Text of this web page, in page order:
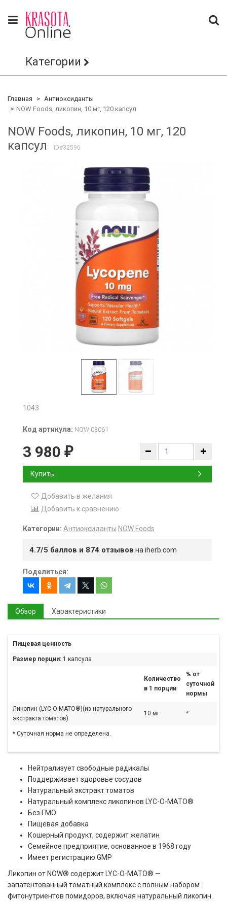
Категории
Главная
Антиоксиданты
NOW Foods, ликопин, 10 мг, 120 капсул
NOW Foods, ликопин, 10 мг, 120
капсул
ID#32596
1043
Код артикула: NOW-03061
3 980 ₽
Купить
Добавить в желания
Добавить к сравнению
Категории: Антиоксиданты NOW Foods
4.7/5 баллов и 874 отзывов на iherb.com
Поделиться:
Обзор Характеристики
Пищевая ценность
Размер порции: 1 капсула
Количество
в 1 порции
% от
суточной
нормы
Ликопин (LYC-O-MATO®)(из натурального
экстракта томатов)
10 мг *
* Суточная норма не определена.
Нейтрализует свободные радикалы
Поддерживает здоровье сосудов
Натуральный экстракт томатов
Натуральный комплекс ликопинов LYC-O-MATO®
Без ГМО
Пищевая добавка
Кошерный продукт, содержит желатин
Семейное предприятие, основанное в 1968 году
Имеет регистрацию GMP
Ликопин от NOW® содержит LYC-O-MATO® —
запатентованный томатный комплекс с полным набором
фитонутриентов помидоров, включая натуральный ликопин.